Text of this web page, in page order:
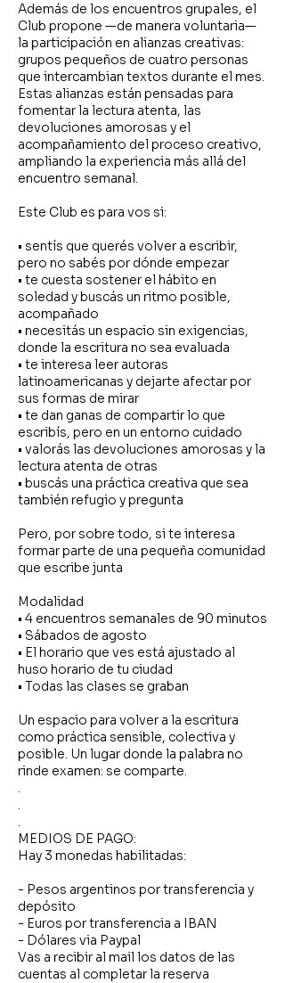
Además de los encuentros grupales, el
Club propone —de manera voluntaria—
la participación en alianzas creativas:
grupos pequeños de cuatro personas
que intercambian textos durante el mes.
Estas alianzas están pensadas para
fomentar la lectura atenta, las
devoluciones amorosas y el
acompañamiento del proceso creativo,
ampliando la experiencia más allá del
encuentro semanal.
Este Club es para vos si:
• sentís que querés volver a escribir,
pero no sabés por dónde empezar
• te cuesta sostener el hábito en
soledad y buscás un ritmo posible,
acompañado
• necesitás un espacio sin exigencias,
donde la escritura no sea evaluada
• te interesa leer autoras
latinoamericanas y dejarte afectar por
sus formas de mirar
• te dan ganas de compartir lo que
escribís, pero en un entorno cuidado
• valorás las devoluciones amorosas y la
lectura atenta de otras
• buscás una práctica creativa que sea
también refugio y pregunta
Pero, por sobre todo, si te interesa
formar parte de una pequeña comunidad
que escribe junta
Modalidad
• 4 encuentros semanales de 90 minutos
• Sábados de agosto
• El horario que ves está ajustado al
huso horario de tu ciudad
• Todas las clases se graban
Un espacio para volver a la escritura
como práctica sensible, colectiva y
posible. Un lugar donde la palabra no
rinde examen: se comparte.
.
.
.
MEDIOS DE PAGO:
Hay 3 monedas habilitadas:
- Pesos argentinos por transferencia y
depósito
- Euros por transferencia a IBAN
- Dólares via Paypal
Vas a recibir al mail los datos de las
cuentas al completar la reserva